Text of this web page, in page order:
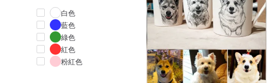
白色
藍色
綠色
紅色
粉紅色